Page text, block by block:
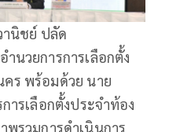
นิชย์ ปลัด
นวยการการเลือกตั้ง
ร พร้อมด้วย นาย
ารเลือกตั้งประจำท้อง
รวมการดำเนินการ